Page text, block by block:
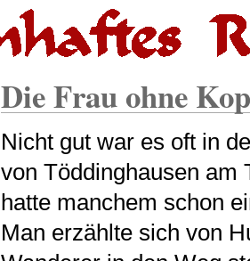
Die Frau ohne
Nicht gut war es oft in
von Töddinghausen am
hatte manchem schon
Man erzählte sich von